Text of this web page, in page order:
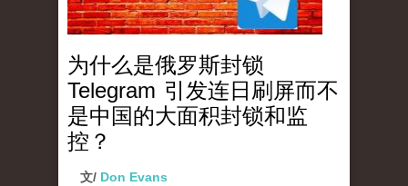
为什么是俄罗斯封锁
Telegram 引发连日刷屏而不
是中国的大面积封锁和监
控？
文/ Don Evans